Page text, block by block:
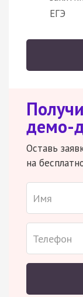
ЕГЭ
демо-
Оставь
на